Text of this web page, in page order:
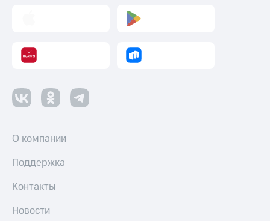
О компании
Поддержка
Контакты
Новости